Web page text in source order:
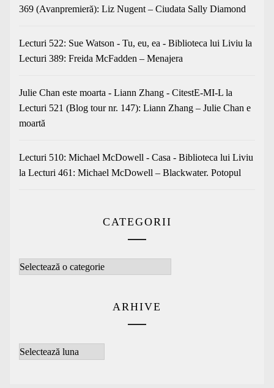
369 (Avanpremieră): Liz Nugent – Ciudata Sally Diamond
Lecturi 522: Sue Watson - Tu, eu, ea - Biblioteca lui Liviu la
Lecturi 389: Freida McFadden – Menajera
Julie Chan este moarta - Liann Zhang - CitestE-MI-L la
Lecturi 521 (Blog tour nr. 147): Liann Zhang – Julie Chan e
moartă
Lecturi 510: Michael McDowell - Casa - Biblioteca lui Liviu
la Lecturi 461: Michael McDowell – Blackwater. Potopul
CATEGORII
Categorii
ARHIVE
Arhive